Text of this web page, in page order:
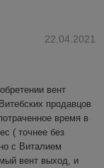
22.04.2021
вент
продавцов
время в
( точнее без
с Виталием
вент выход, и